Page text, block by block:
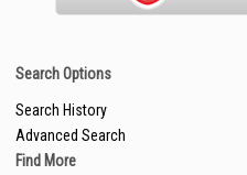
Search Options
Search History
Advanced Search
Find More